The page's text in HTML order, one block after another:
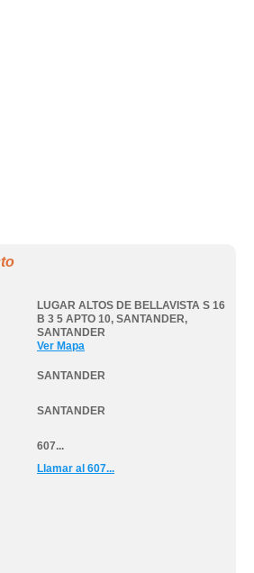
LUGAR ALTOS DE BELLAVISTA S 16
B 3 5 APTO 10, SANTANDER,
SANTANDER
Ver Mapa
SANTANDER
SANTANDER
607...
Llamar al 607...